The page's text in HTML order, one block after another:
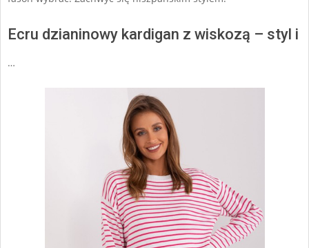
Ecru dzianinowy kardigan z wiskozą – styl i
…